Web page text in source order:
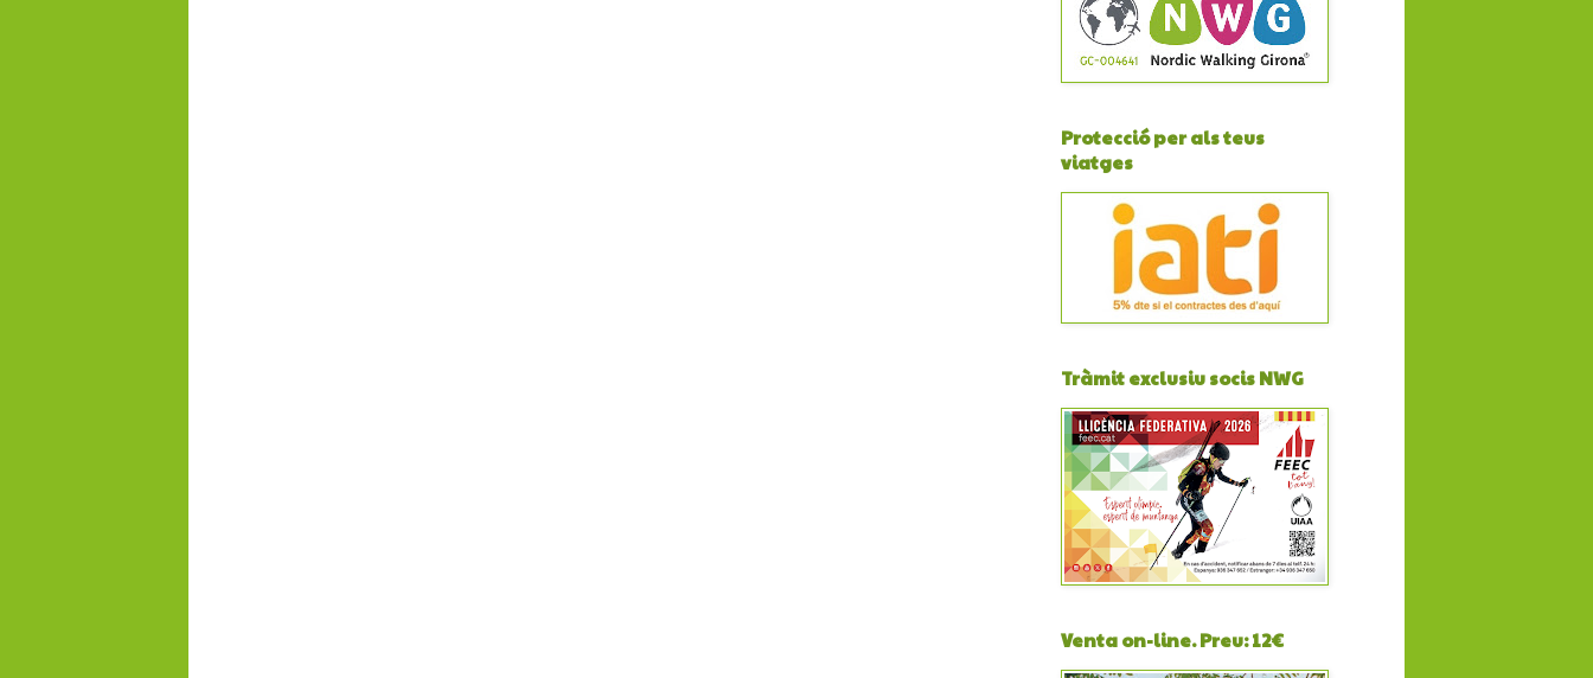
Protecció per als teus
viatges
Tràmit exclusiu socis NWG
Venta on-line. Preu: 12€